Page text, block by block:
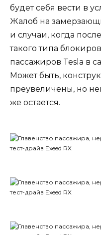
будет себя вести в
Жалоб на
и случаи, когда
такого типа
пассажиров Tesla в
Может быть,
преувеличены, но
же остается.